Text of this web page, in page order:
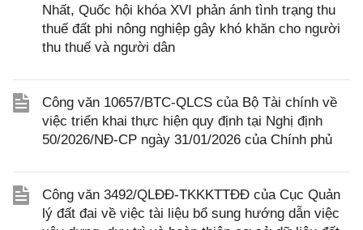
Nhất, Quốc hội khóa XVI phản ánh tình trạng thu
thuế đất phi nông nghiệp gây khó khăn cho người
thu thuế và người dân
Công văn 10657/BTC-QLCS của Bộ Tài chính về
việc triển khai thực hiện quy định tại Nghị định
50/2026/NĐ-CP ngày 31/01/2026 của Chính phủ
Công văn 3492/QLĐĐ-TKKKTTĐĐ của Cục Quản
lý đất đai về việc tài liệu bổ sung hướng dẫn việc